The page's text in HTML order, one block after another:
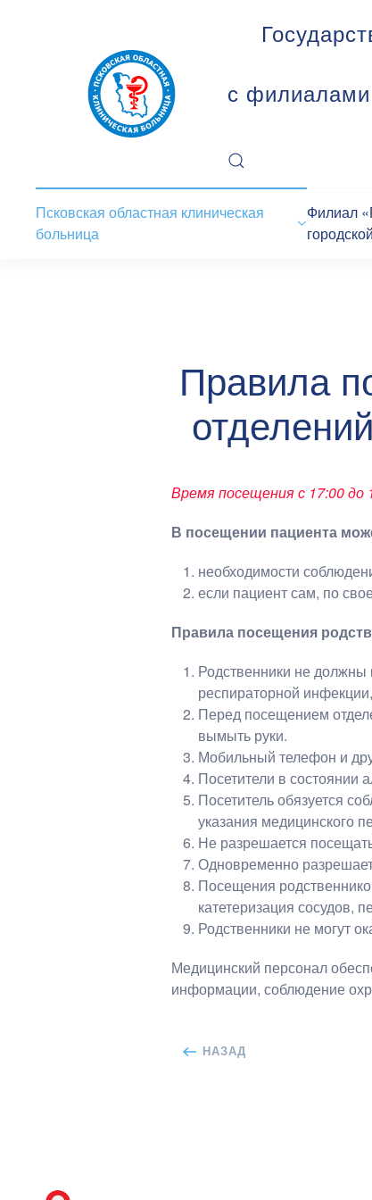
с филиалами
Псковская областная клиническая
больница
Филиал
Правила
Время посещения с 17:00 до
В посещении пациента
необходимости
если пациент сам, по
Правила посещения
Родственники не
респираторной
Перед посещением
вымыть руки.
Мобильный телефон и
Посетители в состоянии
Посетитель обязуется
указания медицинского
Не разрешается
Одновременно
Посещения
катетеризация сосудов,
Родственники не могут
Медицинский персонал
информации, соблюдение
НАЗАД